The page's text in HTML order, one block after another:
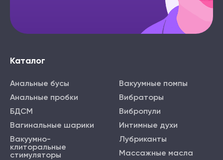
Каталог
Анальные бусы
Анальные пробки
БДСМ
Вагинальные шарики
Вакуумно-
клиторальные
стимуляторы
Вакуумные помпы
Вибраторы
Вибропули
Интимные духи
Лубриканты
Массажные масла